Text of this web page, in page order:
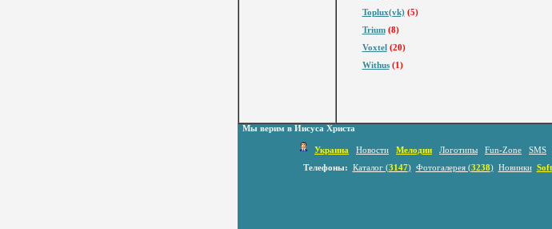
Toplux(vk)(5)
Trium(8)
Voxtel (20)
Withus(1)
Мы верим в Иисуса Христа
Украина Новости Мелодии Логотипы Fun-Zone SMS
Телефоны:
Каталог (3147) Фотогалерея (3238) Новинки Soft